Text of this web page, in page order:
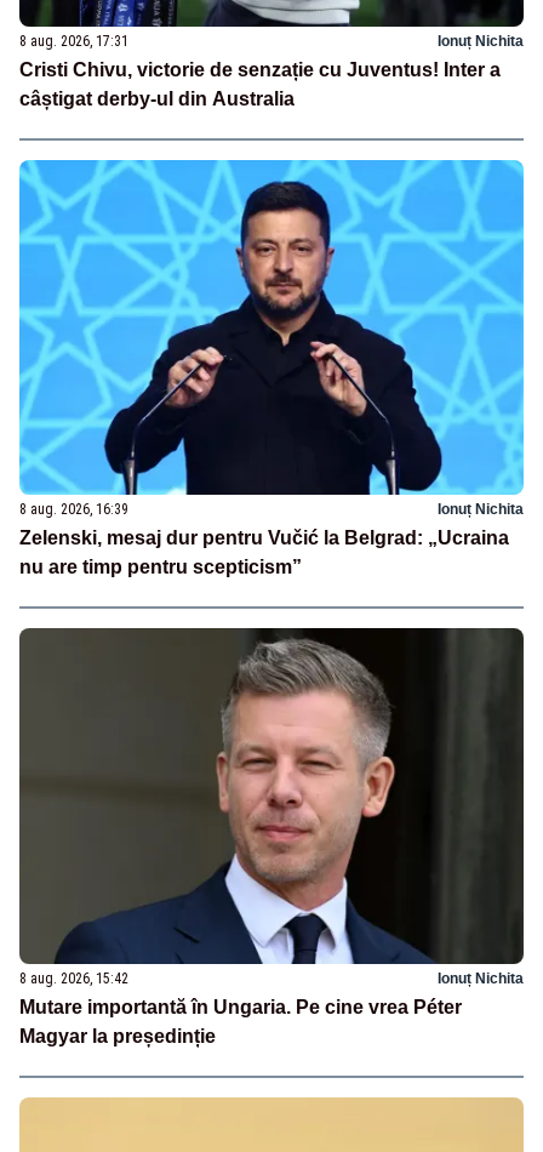
8 aug. 2026, 17:31 Ionuț Nichita
Cristi Chivu, victorie de senzație cu Juventus! Inter a
câștigat derby-ul din Australia
8 aug. 2026, 16:39 Ionuț Nichita
Zelenski, mesaj dur pentru Vučić la Belgrad: „Ucraina
nu are timp pentru scepticism”
8 aug. 2026, 15:42 Ionuț Nichita
Mutare importantă în Ungaria. Pe cine vrea Péter
Magyar la președinție